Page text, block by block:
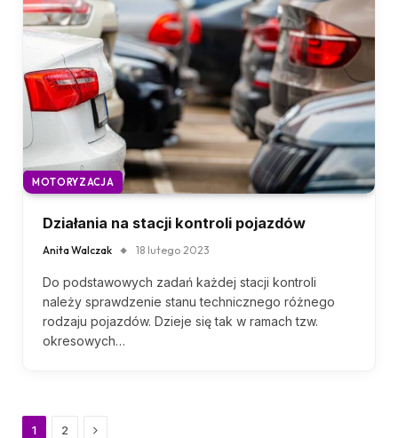
MOTORYZACJA
Działania na stacji kontroli pojazdów
Anita Walczak 18 lutego 2023
Do podstawowych zadań każdej stacji kontroli
należy sprawdzenie stanu technicznego różnego
rodzaju pojazdów. Dzieje się tak w ramach tzw.
okresowych…
1 2 Next